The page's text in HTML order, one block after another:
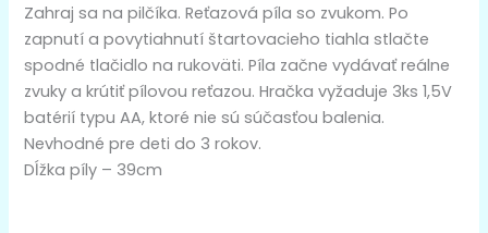
Zahraj sa na pilčíka. Reťazová píla so zvukom. Po
zapnutí a povytiahnutí štartovacieho tiahla stlačte
spodné tlačidlo na rukoväti. Píla začne vydávať reálne
zvuky a krútiť pílovou reťazou. Hračka vyžaduje 3ks 1,5V
batérií typu AA, ktoré nie sú súčasťou balenia.
Nevhodné pre deti do 3 rokov.
Dĺžka píly – 39cm